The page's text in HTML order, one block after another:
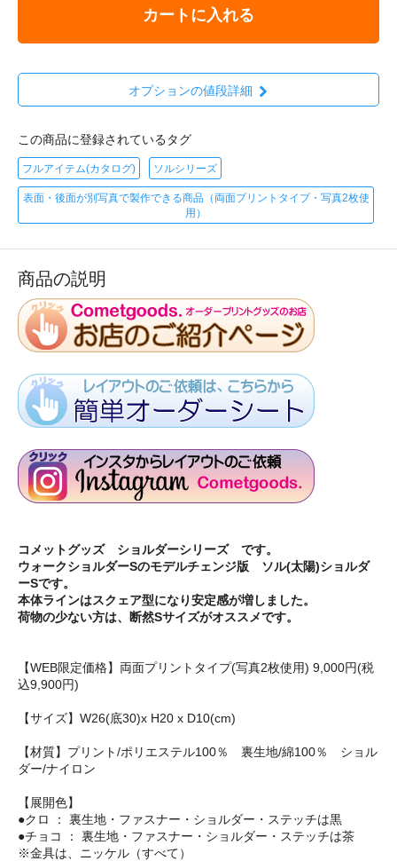
カートに入れる
オプションの値段詳細
この商品に登録されているタグ
フルアイテム(カタログ) ソルシリーズ
表面・後面が別写真で製作できる商品（両面プリントタイプ・写真2枚使
用）
商品の説明
コメットグッズ ショルダーシリーズ です。
ウォークショルダーSのモデルチェンジ版 ソル(太陽)ショルダ
ーSです。
本体ラインはスクェア型になり安定感が増しました。
荷物の少ない方は、断然Sサイズがオススメです。
【WEB限定価格】両面プリントタイプ(写真2枚使用) 9,000円(税
込9,900円)
【サイズ】W26(底30)x H20 x D10(cm)
【材質】プリント/ポリエステル100％ 裏生地/綿100％ ショル
ダー/ナイロン
【展開色】
●クロ ： 裏生地・ファスナー・ショルダー・ステッチは黒
●チョコ ： 裏生地・ファスナー・ショルダー・ステッチは茶
※金具は、ニッケル（すべて）